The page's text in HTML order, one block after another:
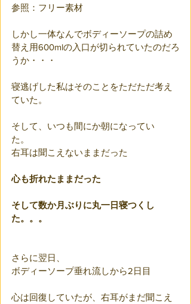
参照：フリー素材
しかし一体なんでボディーソープの詰め
替え用600mlの入口が切られていたのだろ
うか・・・
寝逃げした私はそのことをただただ考え
ていた。
そして、いつも間にか朝になってい
た。
右耳は聞こえないままだった
心も折れたままだった
そして数か月ぶりに丸一日寝つくし
た。。。
さらに翌日、
ボディーソープ垂れ流しから2日目
心は回復していたが、右耳がまだ聞こえ